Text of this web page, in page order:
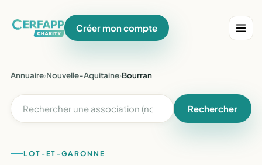
Créer mon compte
Annuaire›Nouvelle-Aquitaine›Bourran
Rechercher
LOT-ET-GARONNE